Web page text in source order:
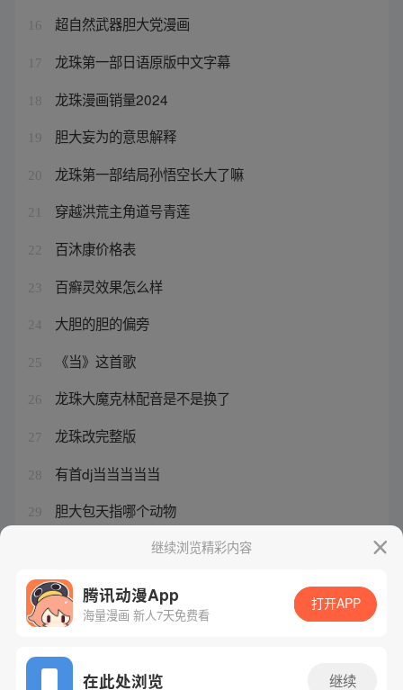
16 超自然武器胆大党漫画
17 龙珠第一部日语原版中文字幕
18 龙珠漫画销量2024
19 胆大妄为的意思解释
20 龙珠第一部结局孙悟空长大了嘛
21 穿越洪荒主角道号青莲
22 百沐康价格表
23 百癣灵效果怎么样
24 大胆的胆的偏旁
25 《当》这首歌
26 龙珠大魔克林配音是不是换了
27 龙珠改完整版
28 有首dj当当当当当
29 胆大包天指哪个动物
继续浏览精彩内容
腾讯动漫App
海量漫画 新人7天免费看
打开APP
在此处浏览 继续
网站备案/许可证号：粤B2-20090059-5